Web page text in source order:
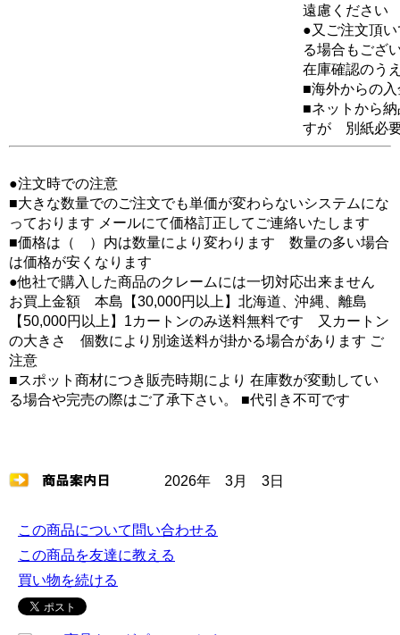
遠慮ください
●又ご注文頂
る場合もござ
在庫確認のう
■海外からの
■ネットから
すが 別紙必
●注文時での注意
■大きな数量でのご注文でも単価が変わらないシステムにな
っております メールにて価格訂正してご連絡いたします
■価格は（ ）内は数量により変わります 数量の多い場合
は価格が安くなります
●他社で購入した商品のクレームには一切対応出来ません
お買上金額 本島【30,000円以上】北海道、沖縄、離島
【50,000円以上】1カートンのみ送料無料です 又カートン
の大きさ 個数により別途送料が掛かる場合があります ご
注意
■スポット商材につき販売時期により 在庫数が変動してい
る場合や完売の際はご了承下さい。 ■代引き不可です
2026年 3月 3日
この商品について問い合わせる
この商品を友達に教える
買い物を続ける